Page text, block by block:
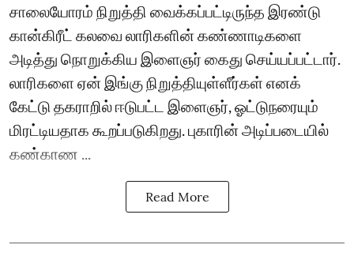
சாலையோரம் நிறுத்தி வைக்கப்பட்டிருந்த இரண்டு
கான்கிரீட் கலவை லாரிகளின் கண்ணாடிகளை
அடித்து நொறுக்கிய இளைஞர் கைது செய்யப்பட்டார்.
லாரிகளை ஏன் இங்கு நிறுத்தியுள்ளீர்கள் எனக்
கேட்டு தகராறில் ஈடுபட்ட இளைஞர், ஓட்டுநரையும்
மிரட்டியதாக கூறப்படுகிறது. புகாரின் அடிப்படையில்
கண்காண ...
Read More